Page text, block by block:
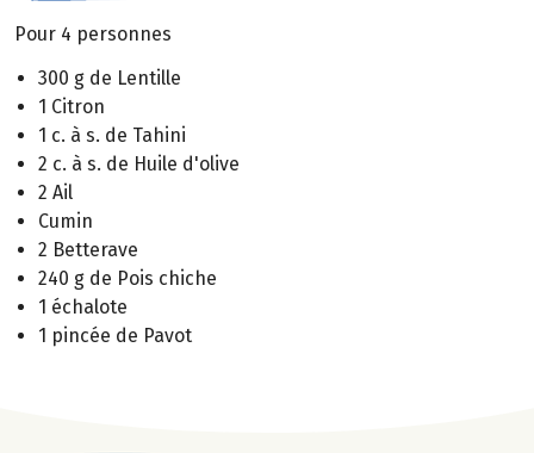
Pour 4 personnes
300 g de Lentille
1 Citron
1 c. à s. de Tahini
2 c. à s. de Huile d'olive
2 Ail
Cumin
2 Betterave
240 g de Pois chiche
1 échalote
1 pincée de Pavot